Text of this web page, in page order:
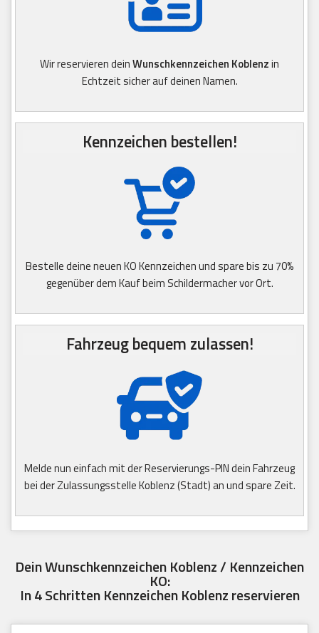
Wir reservieren deinWunschkennzeichen Koblenzin
Echtzeit sicher auf deinen Namen.
Kennzeichen bestellen!
Bestelle deine neuen KO Kennzeichen und spare bis zu 70%
gegenüber dem Kauf beim Schildermacher vor Ort.
Fahrzeug bequem zulassen!
Melde nun einfach mit der Reservierungs-PIN dein Fahrzeug
bei der Zulassungsstelle Koblenz (Stadt) an und spare Zeit.
Dein Wunschkennzeichen Koblenz / Kennzeichen
KO:
In 4 Schritten Kennzeichen Koblenz reservieren